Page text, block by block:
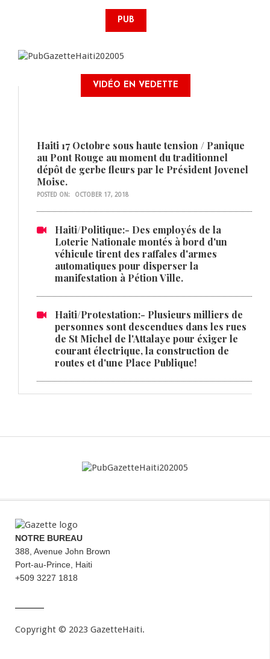
PUB
VIDÉO EN VEDETTE
Haiti 17 Octobre sous haute tension / Panique
au Pont Rouge au moment du traditionnel
dépôt de gerbe fleurs par le Président Jovenel
Moise.
POSTED ON: OCTOBER 17, 2018
Haiti/Politique:- Des employés de la
Loterie Nationale montés à bord d'un
véhicule tirent des raffales d'armes
automatiques pour disperser la
manifestation à Pétion Ville.
Haiti/Protestation:- Plusieurs milliers de
personnes sont descendues dans les rues
de St Michel de l'Attalaye pour éxiger le
courant électrique, la construction de
routes et d'une Place Publique!
NOTRE BUREAU
388, Avenue John Brown
Port-au-Prince, Haiti
+509 3227 1818
Copyright © 2023 GazetteHaiti.